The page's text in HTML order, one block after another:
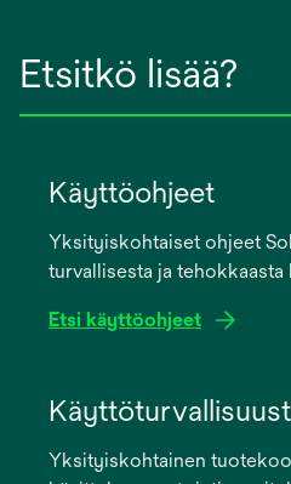
Etsitkö lisää?
Käyttöohjeet
Yksityiskohtaiset ohjeet
turvallisesta ja tehokkaasta
Etsi käyttöohjeet
newYksityiskohtainen